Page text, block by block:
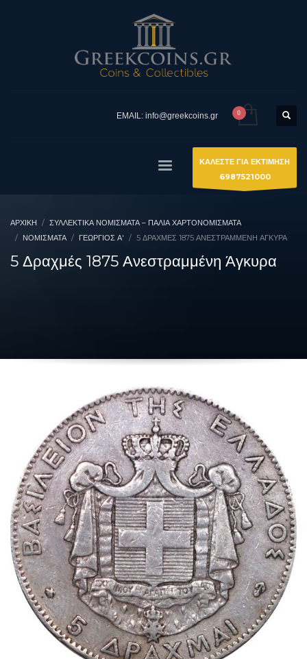
EMAIL: info@greekcoins.gr
ΚΑΛΕΣΤΕ ΓΙΑ ΕΚΤΙΜΗΣΗ
6987521000
ΑΡΧΙΚΉ
ΣΥΛΛΕΚΤΙΚΆ ΝΟΜΊΣΜΑΤΑ – ΠΑΛΙΆ ΧΑΡΤΟΝΟΜΊΣΜΑΤΑ
ΝΟΜΙΣΜΑΤΑ
ΓΕΏΡΓΙΟΣ Α' 5 ΔΡΑΧΜΈΣ 1875 ΑΝΕΣΤΡΑΜΜΈΝΗ ΆΓΚΥΡΑ
5 Δραχμές 1875 Ανεστραμμένη Άγκυρα